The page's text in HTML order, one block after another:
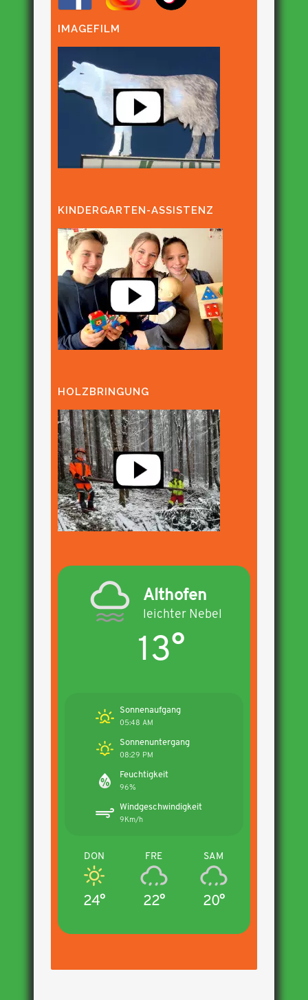
IMAGEFILM
KINDERGARTEN-ASSISTENZ
HOLZBRINGUNG
Althofen
leichter Nebel
13°
Sonnenaufgang
05:48 AM
Sonnenuntergang
08:29 PM
Feuchtigkeit
96%
Windgeschwindigkeit
9Km/h
DON
24°
FRE
22°
SAM
20°